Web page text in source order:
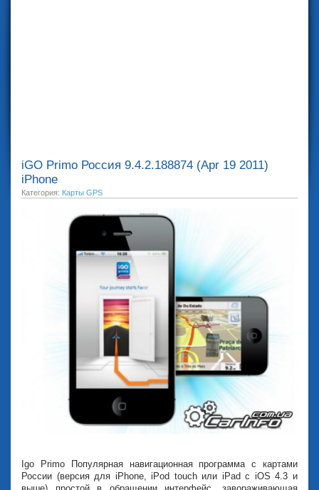
iGO Primo Россия 9.4.2.188874 (Apr 19 2011)
iPhone
Категория: Карты GPS
Igo Primo Популярная навигационная программа с картами
России (версия для iPhone, iPod touch или iPad с iOS 4.3 и